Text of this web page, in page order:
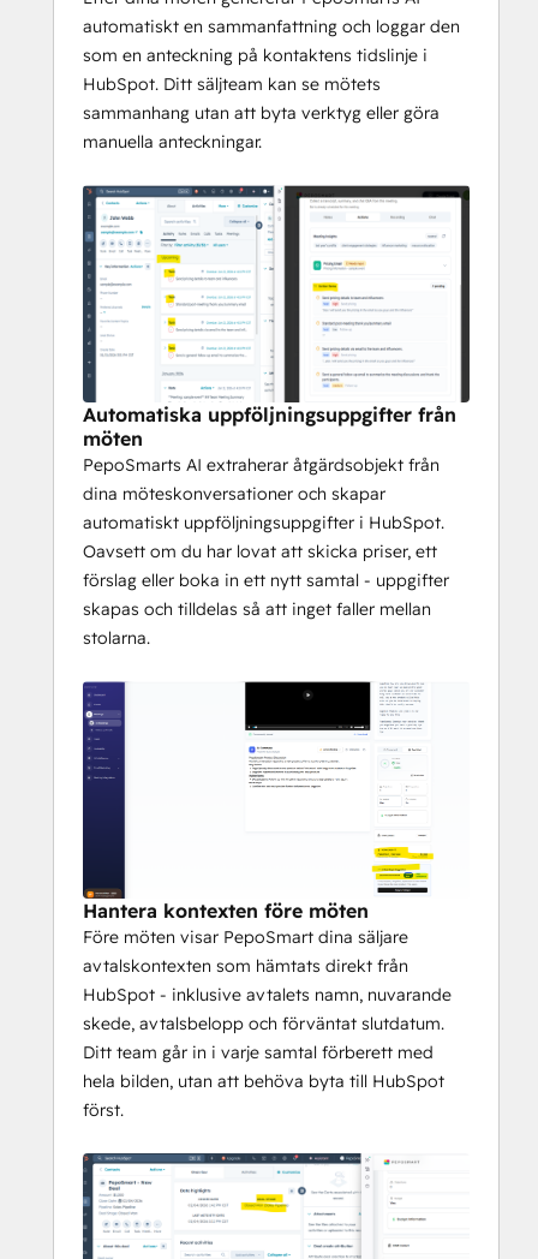
PepoSmart hålla ditt HubSpot CRM
uppdaterat automatiskt.
automatiskt en sammanfattning och loggar den
som en anteckning på kontaktens tidslinje i
HubSpot. Ditt säljteam kan se mötets
sammanhang utan att byta verktyg eller göra
manuella anteckningar.
Automatiska uppföljningsuppgifter från
möten
PepoSmarts AI extraherar åtgärdsobjekt från
dina möteskonversationer och skapar
automatiskt uppföljningsuppgifter i HubSpot.
Oavsett om du har lovat att skicka priser, ett
förslag eller boka in ett nytt samtal - uppgifter
skapas och tilldelas så att inget faller mellan
stolarna.
Hantera kontexten före möten
Före möten visar PepoSmart dina säljare
avtalskontexten som hämtats direkt från
HubSpot - inklusive avtalets namn, nuvarande
skede, avtalsbelopp och förväntat slutdatum.
Ditt team går in i varje samtal förberett med
hela bilden, utan att behöva byta till HubSpot
först.